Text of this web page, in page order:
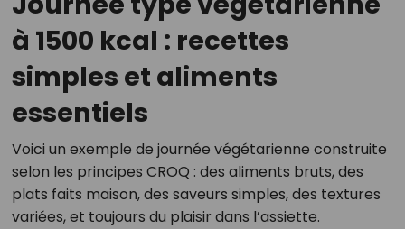
à 1500 kcal : recettes
simples et aliments
essentiels
Voici un exemple de journée végétarienne construite
selon les principes CROQ : des aliments bruts, des
plats faits maison, des saveurs simples, des textures
variées, et toujours du plaisir dans l’assiette.